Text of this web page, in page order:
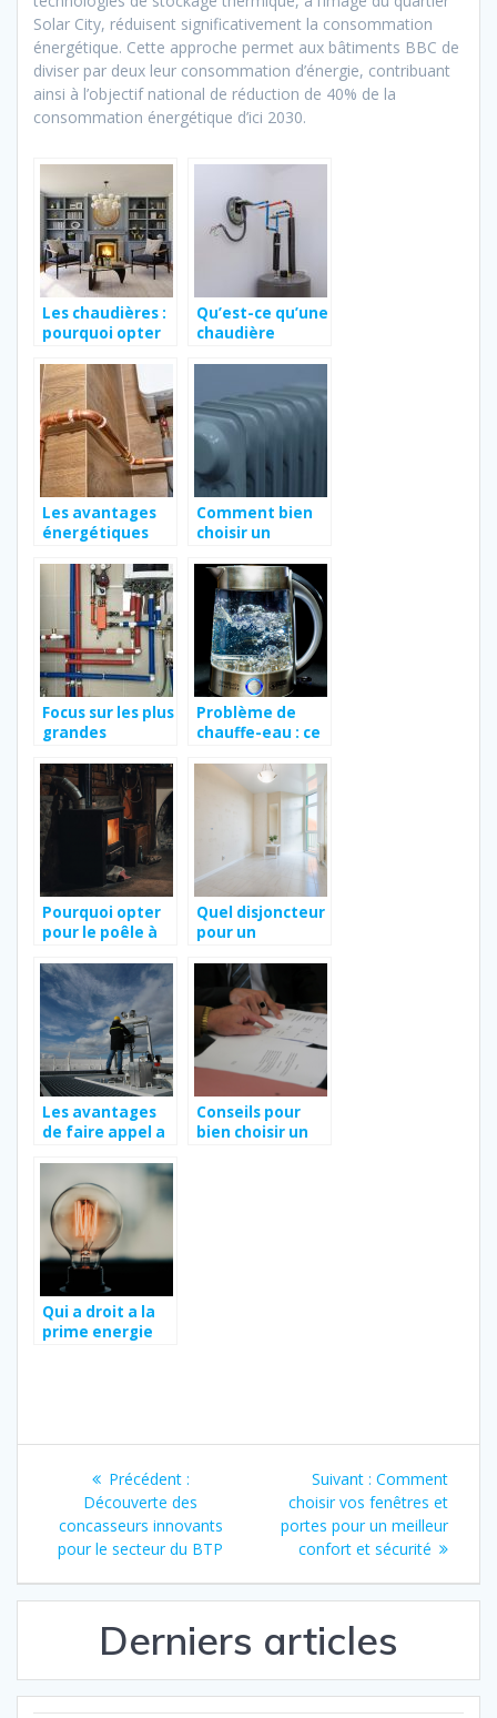
Solar City, réduisent significativement la consommation
énergétique. Cette approche permet aux bâtiments BBC de
diviser par deux leur consommation d’énergie, contribuant
ainsi à l’objectif national de réduction de 40% de la
consommation énergétique d’ici 2030.
Les chaudières :
pourquoi opter
électriques ?
Qu’est-ce qu’une
chaudière
Les avantages
énergétiques
typologie de
chaudière
électrique
Comment bien
choisir un
réversible ?
Focus sur les plus
grandes
chaudière
électrique en
2021
Problème de
chauffe-eau : ce
en cas de panne
Pourquoi opter
pour le poêle à
Quel disjoncteur
pour un
electrique ?
Les avantages
de faire appel a
specialisee dans
la climatisation
Conseils pour
bien choisir un
Qui a droit a la
prime energie
Navigation
de
l’article
Précédent :Article
précédent
:
Découverte des
concasseurs innovants
pour le secteur du BTP
Suivant : Article
suivant
:
Comment
choisir vos fenêtres et
portes pour un meilleur
confort et sécurité
Derniers articles